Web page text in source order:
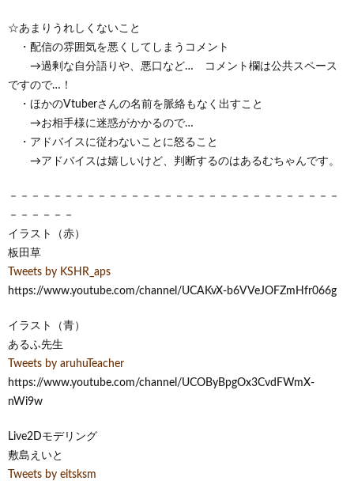
☆あまりうれしくないこと
・配信の雰囲気を悪くしてしまうコメント
→過剰な自分語りや、悪口など… コメント欄は公共スペース
ですので…！
・ほかのVtuberさんの名前を脈絡もなく出すこと
→お相手様に迷惑がかかるので…
・アドバイスに従わないことに怒ること
→アドバイスは嬉しいけど、判断するのはあるむちゃんです。
－－－－－－－－－－－－－－－－－－－－－－－－－－－－－－
－－－－－－
イラスト（赤）
板田草
Tweets by KSHR_aps
https://www.youtube.com/channel/UCAKvX-b6VVeJOFZmHfr066g
イラスト（青）
あるふ先生
Tweets by aruhuTeacher
https://www.youtube.com/channel/UCOByBpgOx3CvdFWmX-
nWi9w
Live2Dモデリング
敷島えいと
Tweets by eitsksm